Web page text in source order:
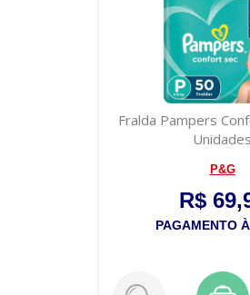
Fralda Pampers
Unidades
P&G
R$
PAGAMENTO